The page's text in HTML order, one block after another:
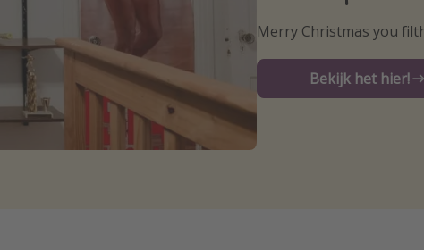
Merry Christmas you
Bekijk het hier!